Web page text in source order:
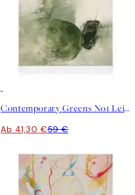
Contemporary Greens No1 Leinwandbild
Ab 41,30 €59 €